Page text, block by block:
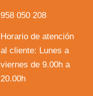
958 050 208
Horario de atención
al cliente: Lunes a
viernes de 9.00h a
20.00h